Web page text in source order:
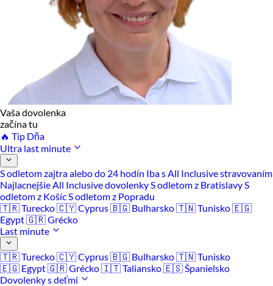
Vaša dovolenka
začína tu
🔥 Tip Dňa
Ultra last minute
S odletom zajtra alebo do 24 hodín Iba s All Inclusive stravovaním
Najlacnejšie All Inclusive dovolenkyS odletom z BratislavyS
odletom z KošícS odletom z Popradu
🇹🇷 Turecko🇨🇾 Cyprus🇧🇬 Bulharsko🇹🇳 Tunisko🇪🇬
Egypt🇬🇷 Grécko
Last minute
🇹🇷 Turecko🇨🇾 Cyprus🇧🇬 Bulharsko🇹🇳 Tunisko
🇪🇬 Egypt🇬🇷 Grécko🇮🇹 Taliansko🇪🇸 Španielsko
Dovolenky s deťmi
Personalizácia reklám
Povoliť vybrané
Odmietnuť